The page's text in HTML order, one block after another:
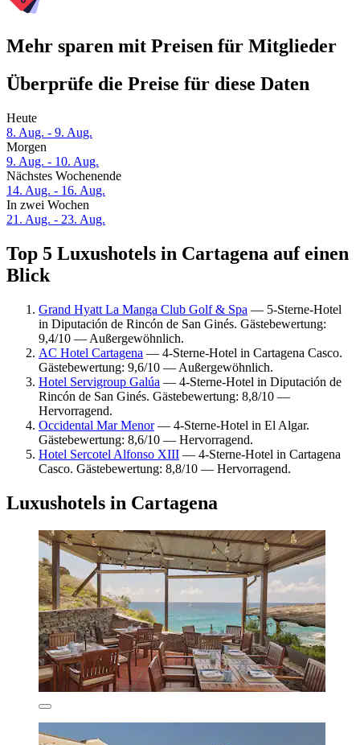
Mehr sparen mit Preisen für Mitglieder
Überprüfe die Preise für diese Daten
Heute
8. Aug. - 9. Aug.
Morgen
9. Aug. - 10. Aug.
Nächstes Wochenende
14. Aug. - 16. Aug.
In zwei Wochen
21. Aug. - 23. Aug.
Top 5 Luxushotels in Cartagena auf einen
Blick
Grand Hyatt La Manga Club Golf & Spa — 5-Sterne-Hotel
in Diputación de Rincón de San Ginés. Gästebewertung:
9,4/10 — Außergewöhnlich.
AC Hotel Cartagena — 4-Sterne-Hotel in Cartagena Casco.
Gästebewertung: 9,6/10 — Außergewöhnlich.
Hotel Servigroup Galúa — 4-Sterne-Hotel in Diputación de
Rincón de San Ginés. Gästebewertung: 8,8/10 —
Hervorragend.
Occidental Mar Menor— 4-Sterne-Hotel in El Algar.
Gästebewertung: 8,6/10 — Hervorragend.
Hotel Sercotel Alfonso XIII — 4-Sterne-Hotel in Cartagena
Casco. Gästebewertung: 8,8/10 — Hervorragend.
Luxushotels in Cartagena